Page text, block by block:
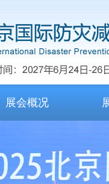
展会概况